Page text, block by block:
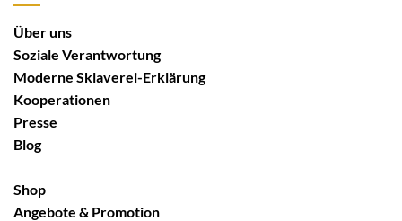
Über uns
Soziale Verantwortung
Moderne Sklaverei-Erklärung
Kooperationen
Presse
Blog
Shop
Angebote & Promotion